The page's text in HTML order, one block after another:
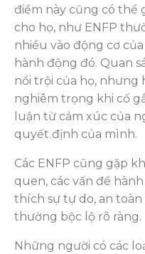
điểm này cũng có thể
cho họ, như ENFP
nhiều vào động cơ
hành động đó. Quan
nổi trội của họ, nhưng
nghiêm trọng khi cố
luận từ cảm xúc của
quyết định của mình.
Các ENFP cũng gặp
quen, các vấn đề
thích sự tự do, an
thường bộc lộ rõ ràng.
Những người có các